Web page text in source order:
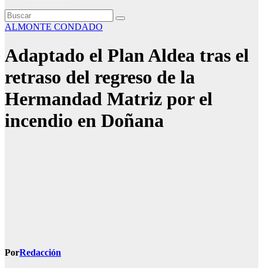
ALMONTE CONDADO
Adaptado el Plan Aldea tras el
retraso del regreso de la
Hermandad Matriz por el
incendio en Doñana
PorRedacción